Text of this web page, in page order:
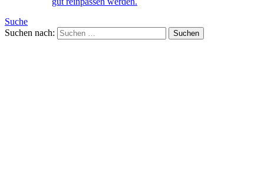
Suche
Suchen nach: